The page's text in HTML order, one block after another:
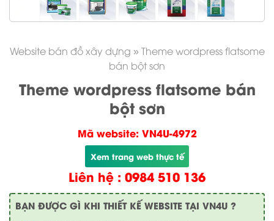
Website bán đồ xây dựng » Theme wordpress flatsome
bán bột sơn
Theme wordpress flatsome bán
bột sơn
Mã website: VN4U-4972
Xem trang web thực tế
Liên hệ : 0984 510 136
BẠN ĐƯỢC GÌ KHI THIẾT KẾ WEBSITE TẠI VN4U ?